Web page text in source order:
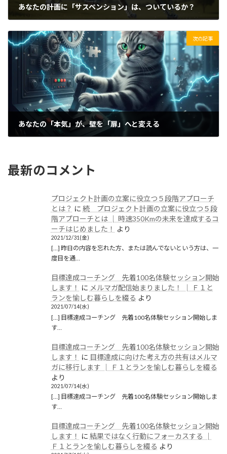
あなたの計画に「サスペンション」は、ついているか？
次の記事
あなたの「本気」が、壁を「扉」へと変える
最新のコメント
プロジェクト計画の立案に役立つ５段階アプローチ
とは？ に 続 プロジェクト計画の立案に役立つ５段
階アプローチとは │ 時速350Kmの未来を達成するコ
ーチはじめました！
より
2021/12/31(金)
[…] 昨日の内容を忘れた方、または読んでないという方は、一
度目を通…
目標達成コーチング 先着100名体験セッション開始
します！
に メルマガ配信始まりました！ │ Ｆ１と
ランを愉しむ暮らしを綴る より
2021/07/14(水)
[…] 目標達成コーチング 先着100名体験セッション開始しま
す…
目標達成コーチング 先着100名体験セッション開始
します！
に 目標達成に向けた考え方の共有はメルマ
ガに移行します │ Ｆ１とランを愉しむ暮らしを綴る
より
2021/07/14(水)
[…] 目標達成コーチング 先着100名体験セッション開始しま
す…
目標達成コーチング 先着100名体験セッション開始
します！
に 結果ではなく行動にフォーカスする │
Ｆ１とランを愉しむ暮らしを綴る より